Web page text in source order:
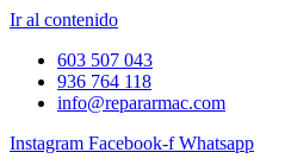
Ir al contenido
603 507 043
936 764 118
info@repararmac.com
Instagram Facebook-f Whatsapp